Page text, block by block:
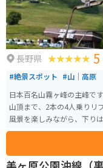
長野県 5
#絶景スポット #山｜高原
日本百名山霧ヶ峰の主峰で
山頂まで、2本の4人乗りリ
風景を楽しみながら、下り
ラマを満喫できます。